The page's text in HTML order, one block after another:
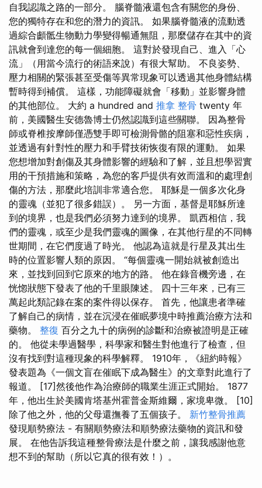
自我認識之路的一部分。 腦脊髓液還包含有關您的身份、
您的獨特存在和您的潛力的資訊。 如果腦脊髓液的流動透
過綜合顱骶生物動力學變得暢通無阻，那麼儲存在其中的資
訊就會到達您的每一個細胞。 這對於發現自己、進入「心
流」（用當今流行的術語來說）有很大幫助。 不良姿勢、
壓力相關的緊張甚至受傷等異常現象可以透過其他身體結構
暫時得到補償。 這樣，功能障礙就會「移動」並影響身體
的其他部位。 大約 a hundred and 推拿 整骨 twenty 年
前，美國醫生安德魯博士仍然認識到這些關聯。 因為整骨
師或脊椎按摩師僅憑雙手即可檢測骨骼的阻塞和惡性疾病，
並透過有針對性的壓力和手臂技術恢復有限的運動。 如果
您想增加對創傷及其身體影響的經驗和了解，並且想學習實
用的干預措施和策略，為您的客戶提供有效而溫和的處理創
傷的方法，那麼此培訓非常適合您。 耶穌是一個多次化身
的靈魂（並犯了很多錯誤）。 另一方面，基督是耶穌所達
到的境界，也是我們必須努力達到的境界。 凱西相信，我
們的靈魂，或至少是我們靈魂的圖像，在其他行星的不同轉
世期間，在它們度過了時光。 他認為這就是行星及其出生
時的位置影響人類的原因。 “每個靈魂一開始就被創造出
來，並找到回到它原來的地方的路。 他在錄音機旁邊，在
恍惚狀態下發表了他的千里眼陳述。 四十三年來，已有三
萬起此類記錄在案的案件得以保存。 首先，他讓患者準確
了解自己的病情，並在沉浸在催眠夢境中時推薦治療方法和
藥物。 整復 百分之九十的病例的診斷和治療被證明是正確
的。 他從未學過醫學，科學家和醫生對他進行了檢查，但
沒有找到對這種現象的科學解釋。 1910年，《紐約時報》
發表題為《一個文盲在催眠下成為醫生》的文章對此進行了
報道。 [17]然後他作為治療師的職業生涯正式開始。 1877
年，他出生於美國肯塔基州霍普金斯維爾，家境卑微。 [10]
除了他之外，他的父母還撫養了五個孩子。 新竹整骨推薦
發現順勢療法 - 有關順勢療法和順勢療法藥物的資訊和發
展。 在他告訴我這種整骨療法是什麼之前，讓我感謝他意
想不到的幫助（所以它真的很有效！）。